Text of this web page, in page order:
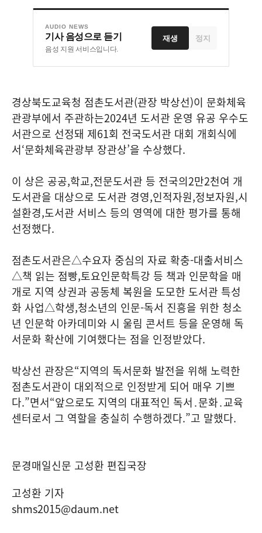
AUDIO NEWS
기사 음성으로 듣기
음성 지원 서비스입니다.
재생 정지
경상북도교육청 점촌도서관(관장 박상선)이 문화체육
관광부에서 주관하는2024년 도서관 운영 유공 우수도
서관으로 선정돼 제61회 전국도서관 대회 개회식에
서‘문화체육관광부 장관상’을 수상했다.
이 상은 공공,학교,전문도서관 등 전국의2만2천여 개
도서관을 대상으로 도서관 경영,인적자원,정보자원,시
설환경,도서관 서비스 등의 영역에 대한 평가를 통해
선정했다.
점촌도서관은△수요자 중심의 자료 확충-대출서비스
△책 읽는 점빵,토요인문학특강 등 책과 인문학을 매
개로 지역 상권과 공동체 복원을 도모한 도서관 특성
화 사업△학생,청소년의 인문-독서 진흥을 위한 청소
년 인문학 아카데미와 시 울림 콘서트 등을 운영해 독
서문화 확산에 기여했다는 점을 인정받았다.
박상선 관장은“지역의 독서문화 발전을 위해 노력한
점촌도서관이 대외적으로 인정받게 되어 매우 기쁘
다.”면서“앞으로도 지역의 대표적인 독서․문화․교육
센터로서 그 역할을 충실히 수행하겠다.”고 말했다.
문경매일신문 고성환 편집국장
고성환 기자
shms2015@daum.net